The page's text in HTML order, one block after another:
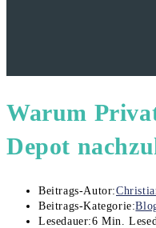
Warum
Depot
Beitrags-Autor:
Beitrags-Kategorie:
Lesedauer:6 Min.